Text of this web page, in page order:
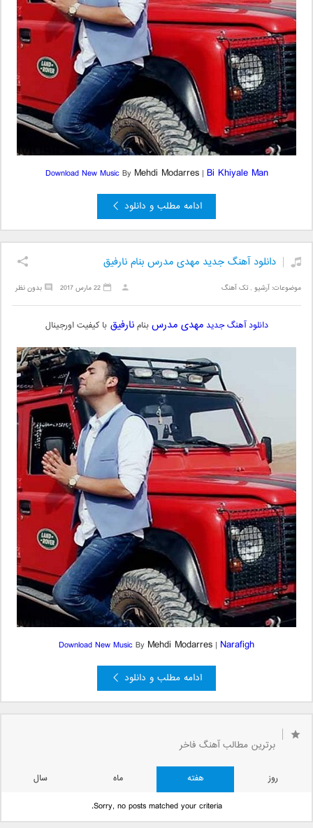
Download New MusicBy Mehdi Modarres| Bi Khiyale Man
ادامه مطلب و دانلود
دانلود آهنگ جدید مهدی مدرس بنام نارفیق
موضوعات:آرشیو ,تک آهنگ بدون نظر 22 مارس 2017
دانلود آهنگ جدید مهدی مدرسبنامنارفیقبا کیفیت اورجینال
Download New MusicBy Mehdi Modarres | Narafigh
ادامه مطلب و دانلود
برترین مطالب آهنگ فاخر
روز هفته ماه
سال
Sorry, no posts matched your criteria.